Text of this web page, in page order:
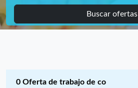
Buscar ofertas
0 Oferta de trabajo de co